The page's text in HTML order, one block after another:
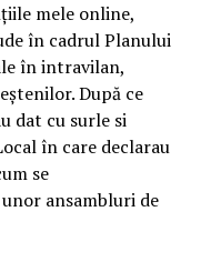
mele online,
în cadrul Planului
în intravilan,
După ce
dat cu surle si
în care declarau
se
ansambluri de